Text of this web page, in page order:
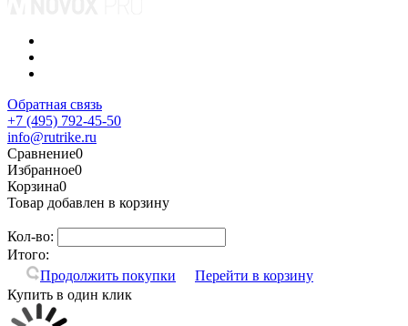
Обратная связь
+7 (495) 792-45-50
info@rutrike.ru
Сравнение0
Избранное0
Корзина0
Товар добавлен в корзину
Кол-во:
Итого:
Продолжить покупки
Перейти в корзину
Купить в один клик